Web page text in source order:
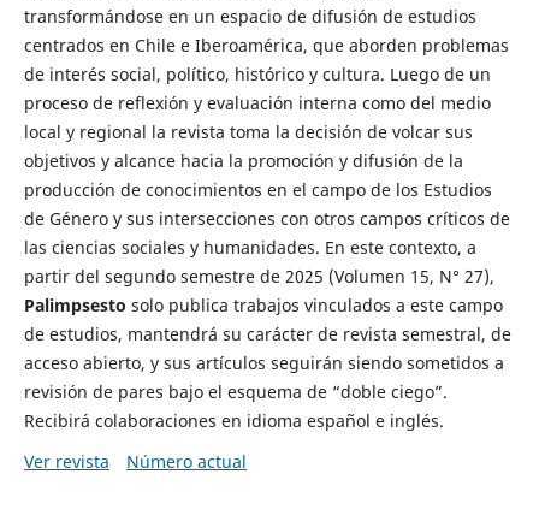
transformándose en un espacio de difusión de estudios
centrados en Chile e Iberoamérica, que aborden problemas
de interés social, político, histórico y cultura. Luego de un
proceso de reflexión y evaluación interna como del medio
local y regional la revista toma la decisión de volcar sus
objetivos y alcance hacia la promoción y difusión de la
producción de conocimientos en el campo de los Estudios
de Género y sus intersecciones con otros campos críticos de
las ciencias sociales y humanidades. En este contexto, a
partir del segundo semestre de 2025 (Volumen 15, N° 27),
Palimpsesto solo publica trabajos vinculados a este campo
de estudios, mantendrá su carácter de revista semestral, de
acceso abierto, y sus artículos seguirán siendo sometidos a
revisión de pares bajo el esquema de “doble ciego”.
Recibirá colaboraciones en idioma español e inglés.
Ver revista
Número actual